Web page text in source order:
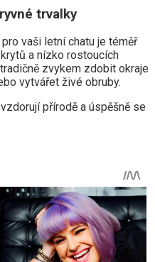
trvalky
vaši letní chatu je téměř
a nízko rostoucích
zvykem zdobit okraje
vytvářet živé obruby.
přírodě a úspěšně se